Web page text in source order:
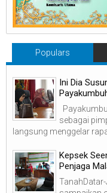
Populars
Ini Dia
sebagai
langsung menggelar
Kepsek
Penjaga